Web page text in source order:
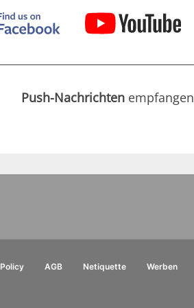
Push-Nachrichten empfangen
AGB Netiquette Werben